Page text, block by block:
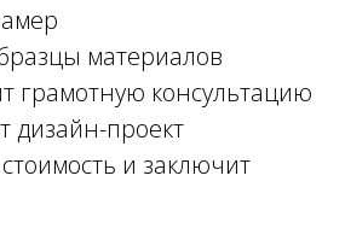
материалов
грамотную консультацию
дизайн-проект
и заключит